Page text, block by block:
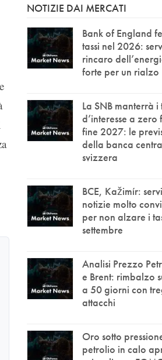
NOTIZIE DAI MERCATI
Bank of England
tassi nel 2026:
rincaro
forte per un rialzo
La SNB manterrà i
d’interesse a zero
fine 2027: le
della banca
svizzera
BCE, Kažimír:
notizie molto
per non alzare i
settembre
Analisi Prezzo
e Brent: rimbalzo
a 50 giorni con
attacchi
Oro sotto
petrolio in calo